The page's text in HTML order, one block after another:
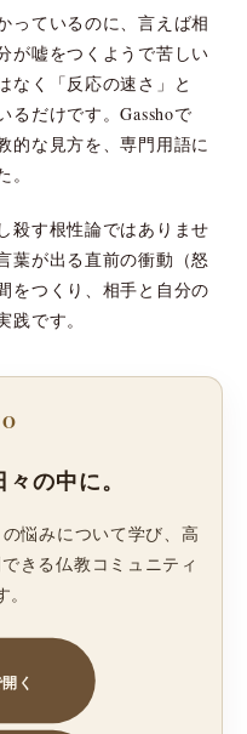
っているのに、言えば相
が嘘をつくようで苦しい
く「反応の速さ」と
るだけです。Gasshoで
的な見方を、専門用語に
殺す根性論ではありませ
葉が出る直前の衝動（怒
をつくり、相手と自分の
です。
の中に。
悩みについて学び、高
きる仏教コミュニティ
く